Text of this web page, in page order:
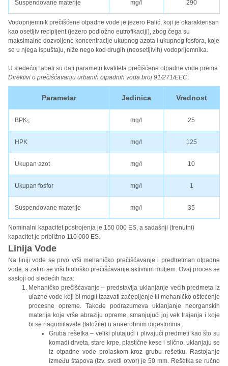
Suspendovane materije mg/l 290
Vodoprijemnik prečišćene otpadne vode je jezero Palić, koji je okarakterisan
kao osetljiv recipijent (jezero podložno eutrofikaciji), zbog čega su
maksimalne dozvoljene koncentracije ukupnog azota i ukupnog fosfora, koje
se u njega ispuštaju, niže nego kod drugih (neosetljivih) vodoprijemnika.
U sledećoj tabeli su dati parametri kvaliteta prečišćene otpadne vode prema
Direktivi o prečišćavanju urbanih otpadnih voda broj 91/271/EEC:
Parametar Jedinica Vrednost
BPK5 mg/l 25
HPK mg/l 125
Ukupan azot mg/l 10
Ukupan fosfor mg/l 1
Suspendovane materije mg/l 35
Nominalni kapacitet postrojenja je 150 000 ES, a sadašnji (trenutni)
kapacitet je približno 110 000 ES.
Linija Vode
Na liniji vode se prvo vrši mehaničko prečišćavanje i predtretman otpadne
vode, a zatim se vrši biološko prečišćavanje aktivnim muljem. Ovaj proces se
sastoji od sledećih faza:
Mehaničko prečišćavanje – predstavlja uklanjanje većih predmeta iz
ulazne vode koji bi mogli izazvati začepljenje ili mehaničko oštećenje
procesne opreme. Takođe podrazumeva uklanjanje neorganskih
materija koje vrše abraziju opreme, smanjujući joj vek trajanja i koje
bi se nagomilavale (taložile) u anaerobnim digestorima.
Gruba rešetka – veliki plutajući i plivajući predmeti kao što su
komadi drveta, stare krpe, plastične kese i slično, uklanjaju se
iz otpadne vode prolaskom kroz grubu rešetku. Rastojanje
između štapova (tzv. svetli otvor) je 50 mm. Rešetka se ručno